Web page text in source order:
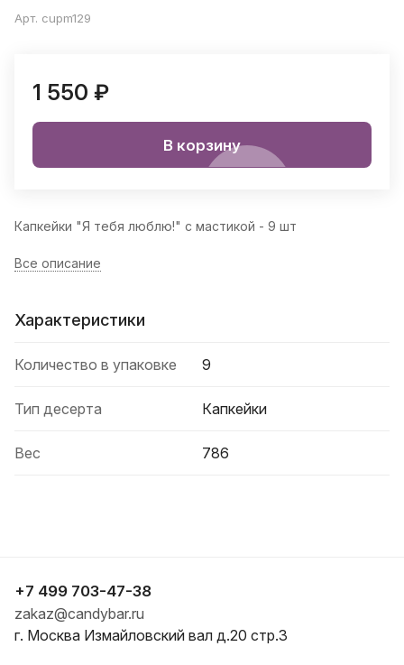
Арт. cupm129
1 550 ₽
В корзину
Капкейки "Я тебя люблю!" с мастикой - 9 шт
Все описание
Характеристики
Количество в упаковке 9
Тип десерта Капкейки
Вес 786
+7 499 703-47-38
zakaz@candybar.ru
г. Москва Измайловский вал д.20 стр.3